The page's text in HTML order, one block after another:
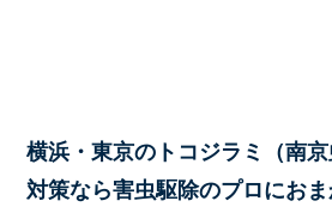
横浜・東京のトコジラミ（南京
対策なら害虫駆除のプロにお